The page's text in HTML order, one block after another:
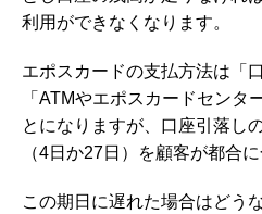
利用ができなくなります。
エポスカードの支払方法は「
「ATMやエポスカードセンタ
とになりますが、口座引落し
（4日か27日）を顧客が都合
この期日に遅れた場合はどう